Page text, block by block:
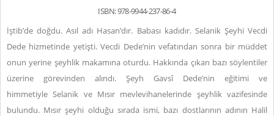
ISBN: 978-9944-237-86-4
İştib’de doğdu. Asıl adı Hasan’dır. Babası kadıdır. Selanik Şeyhi Vecdi
Dede hizmetinde yetişti. Vecdi Dede’nin vefatından sonra bir müddet
onun yerine şeyhlik makamına oturdu. Hakkında çıkan bazı söylentiler
üzerine görevinden alındı. Şeyh Gavsî Dede’nin eğitimi ve
himmetiyle Selanik ve Mısır mevlevihanelerinde şeyhlik vazifesinde
bulundu. Mısır şeyhi olduğu sırada ismi, bazı dostlarının adının Halil